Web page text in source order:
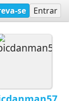
se Entrar